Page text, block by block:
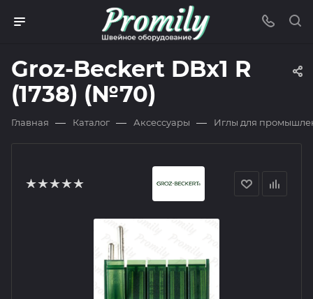
Groz-Beckert DBx1 R
(1738) (№70)
Главная — Каталог — Аксессуары — Иглы для